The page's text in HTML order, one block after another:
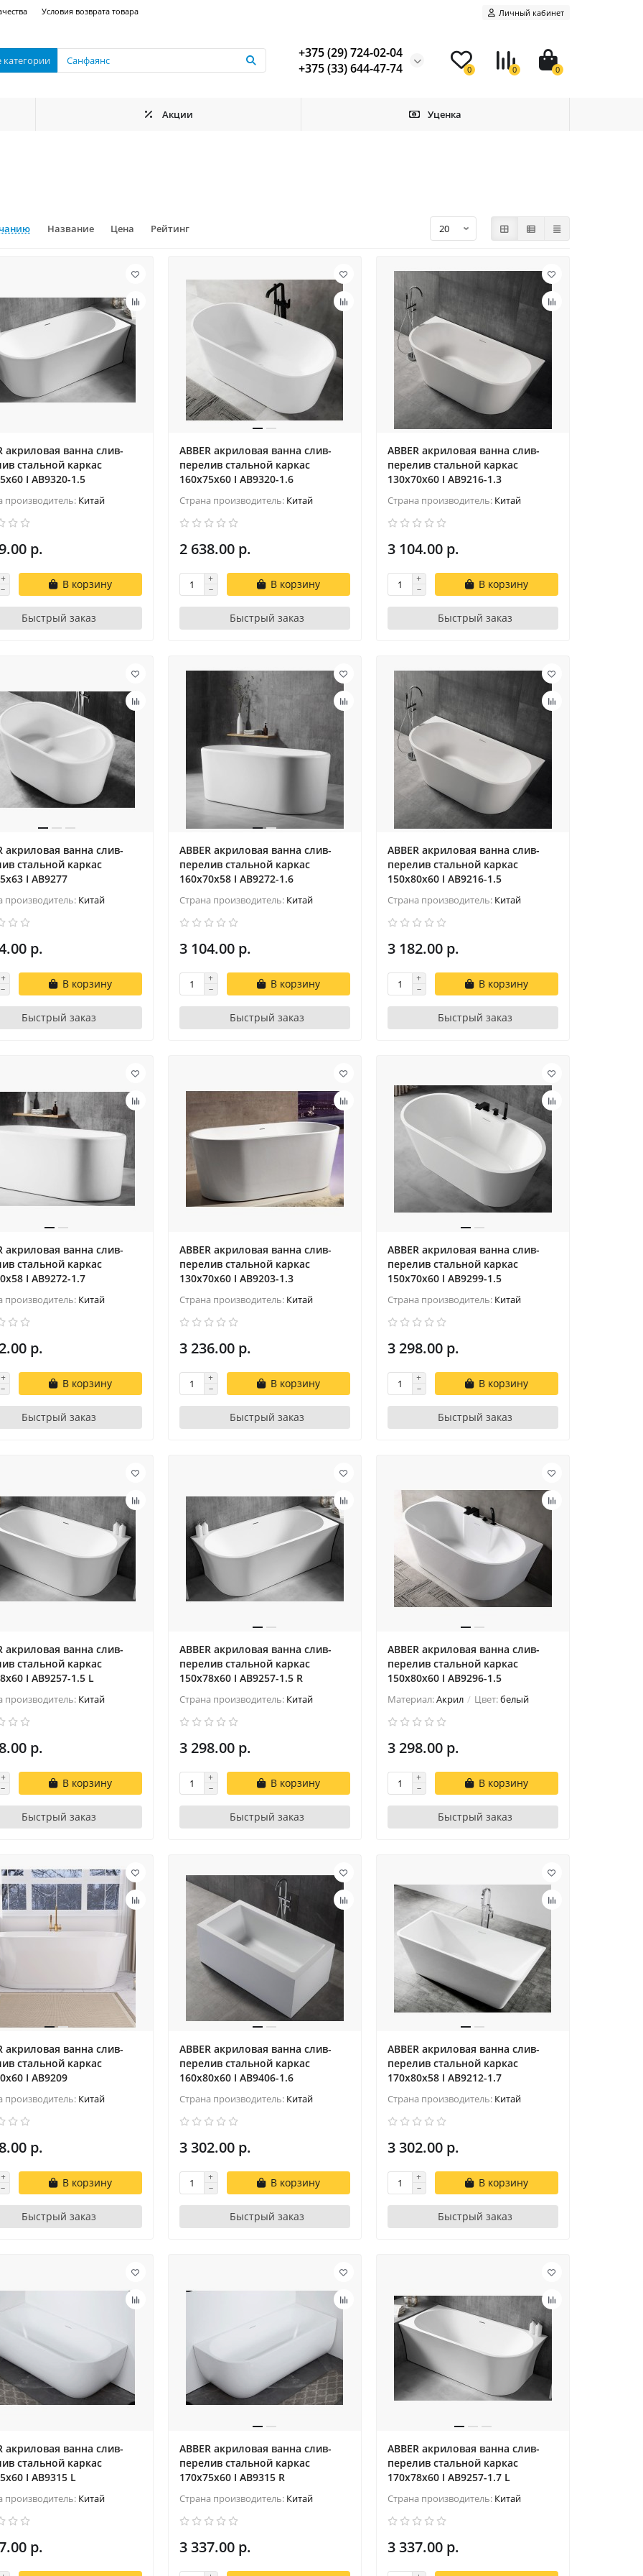
Условия возврата товара Личный кабинет
категории
+375 (29) 724-02-04
+375 (33) 644-47-74
0 0 0
Акции Уценка
Название Цена Рейтинг
акриловая ванна слив-
стальной каркас
I AB9320-1.5
производитель: Китай
р.
В корзину
Быстрый заказ
ABBER акриловая ванна слив-
перелив стальной каркас
160x75x60 I AB9320-1.6
Страна производитель: Китай
2 638.00 р.
В корзину
Быстрый заказ
ABBER акриловая ванна слив-
перелив стальной каркас
130x70x60 I AB9216-1.3
Страна производитель: Китай
3 104.00 р.
В корзину
Быстрый заказ
акриловая ванна слив-
стальной каркас
I AB9277
производитель: Китай
р.
В корзину
Быстрый заказ
ABBER акриловая ванна слив-
перелив стальной каркас
160x70x58 I AB9272-1.6
Страна производитель: Китай
3 104.00 р.
В корзину
Быстрый заказ
ABBER акриловая ванна слив-
перелив стальной каркас
150x80x60 I AB9216-1.5
Страна производитель: Китай
3 182.00 р.
В корзину
Быстрый заказ
акриловая ванна слив-
стальной каркас
I AB9272-1.7
производитель: Китай
р.
В корзину
Быстрый заказ
ABBER акриловая ванна слив-
перелив стальной каркас
130x70x60 I AB9203-1.3
Страна производитель: Китай
3 236.00 р.
В корзину
Быстрый заказ
ABBER акриловая ванна слив-
перелив стальной каркас
150x70x60 I AB9299-1.5
Страна производитель: Китай
3 298.00 р.
В корзину
Быстрый заказ
акриловая ванна слив-
стальной каркас
I AB9257-1.5 L
производитель: Китай
р.
В корзину
Быстрый заказ
ABBER акриловая ванна слив-
перелив стальной каркас
150x78x60 I AB9257-1.5 R
Страна производитель: Китай
3 298.00 р.
В корзину
Быстрый заказ
ABBER акриловая ванна слив-
перелив стальной каркас
150x80x60 I AB9296-1.5
Материал:Акрил Цвет:белый
3 298.00 р.
В корзину
Быстрый заказ
акриловая ванна слив-
стальной каркас
I AB9209
производитель: Китай
р.
В корзину
Быстрый заказ
ABBER акриловая ванна слив-
перелив стальной каркас
160x80x60 I AB9406-1.6
Страна производитель: Китай
3 302.00 р.
В корзину
Быстрый заказ
ABBER акриловая ванна слив-
перелив стальной каркас
170x80x58 I AB9212-1.7
Страна производитель: Китай
3 302.00 р.
В корзину
Быстрый заказ
акриловая ванна слив-
стальной каркас
I AB9315 L
производитель: Китай
р.
ABBER акриловая ванна слив-
перелив стальной каркас
170x75x60 I AB9315 R
Страна производитель: Китай
3 337.00 р.
ABBER акриловая ванна слив-
перелив стальной каркас
170x78x60 I AB9257-1.7 L
Страна производитель: Китай
3 337.00 р.